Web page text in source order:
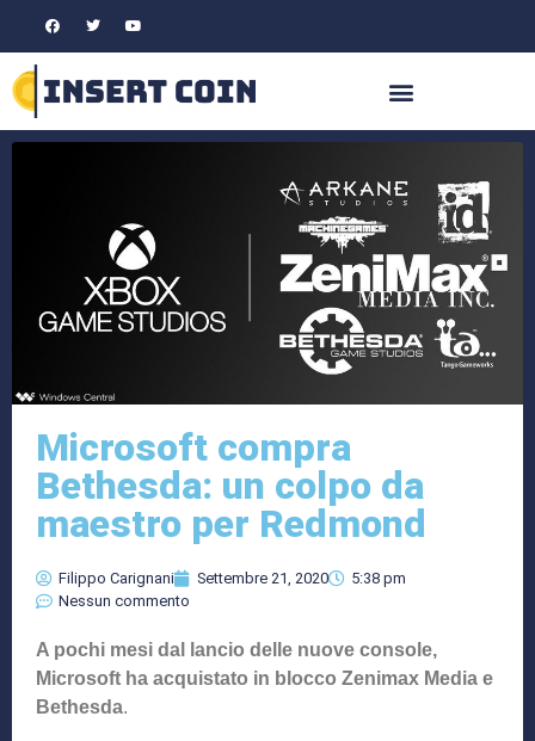
Microsoft compra
Bethesda: un colpo da
maestro per Redmond
Filippo Carignani Settembre 21, 2020
5:38 pm
Nessun commento
A pochi mesi dal lancio delle nuove console,
Microsoft ha acquistato in blocco Zenimax Media e
Bethesda.